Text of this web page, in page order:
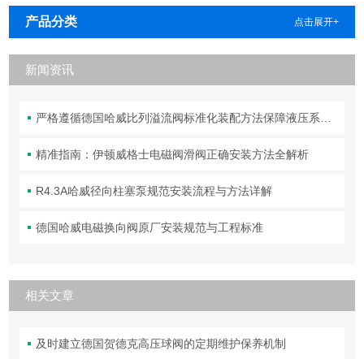
产品分类 点击展开+
新闻资讯
严格遵循德国哈威比列溢流阀标准化装配方法保障液压系统压力调控精准可靠
精准指南：伊顿威格士电磁阀滑阀正确安装方法全解析
R4.3A哈威径向柱塞泵规范安装流程与方法详解
德国哈威电磁换向阀原厂安装规范与工程标准
相关文章
及时建立德国贺德克高压球阀的定期维护保养机制